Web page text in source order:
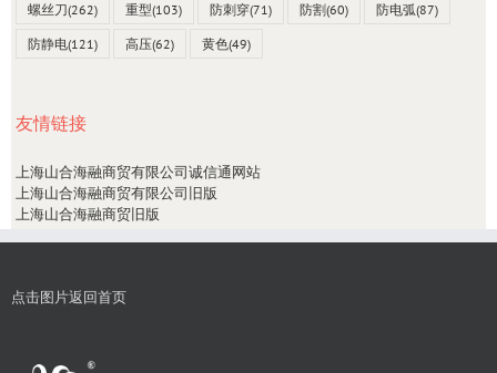
螺丝刀(262) 重型(103) 防刺穿(71) 防割(60) 防电弧(87)
防静电(121) 高压(62) 黄色(49)
友情链接
上海山合海融商贸有限公司诚信通网站
上海山合海融商贸有限公司旧版
上海山合海融商贸旧版
点击图片返回首页